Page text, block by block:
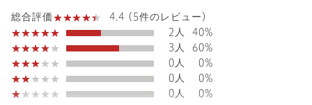
ーザーへ提供することが目的です。
【注意事項】
※商品を使用前に、タグ等に記載されている「取り扱い上の注意
書き」、「洗濯表示」を必ずご確認ください。
総合評価
4.4 (5件のレビュー)
2人
40%
3人
60%
0人
0%
0人
0%
0人
0%